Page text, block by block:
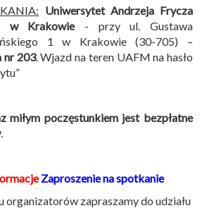
Uniwersytet Andrzeja Frycza
w Krakowie- przy ul. Gustawa
1 w Krakowie (30-705) –
nr 203. Wjazd na teren UAFM na hasło
miłym poczęstunkiem jest bezpłatne
.
Zaproszenie na spotkanie
organizatorów zapraszamy do udziału